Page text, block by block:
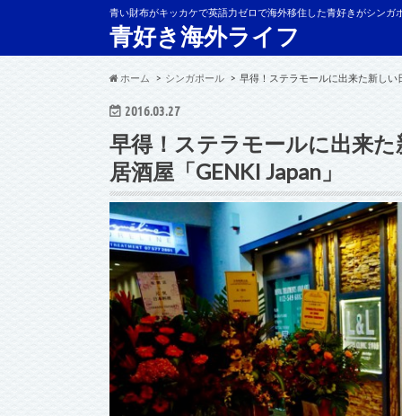
青い財布がキッカケで英語力ゼロで海外移住した青好きがシンガ
青好き海外ライフ
ホーム シンガポール 早得！ステラモールに出来た新し
2016.03.27
早得！ステラモールに出来
居酒屋「GENKI Japan」